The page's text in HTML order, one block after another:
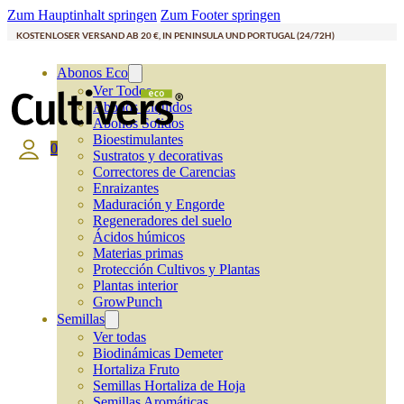
Zum Hauptinhalt springen Zum Footer springen
KOSTENLOSER VERSAND AB 20 €, IN PENINSULA UND PORTUGAL (24/72H)
Abonos Eco
Ver Todos
Abonos Líquidos
Abonos Solidos
Bioestimulantes
Sustratos y decorativas
Correctores de Carencias
Enraizantes
Maduración y Engorde
Regeneradores del suelo
Ácidos húmicos
Materias primas
Protección Cultivos y Plantas
Plantas interior
GrowPunch
Semillas
Ver todas
Biodinámicas Demeter
Hortaliza Fruto
Semillas Hortaliza de Hoja
0